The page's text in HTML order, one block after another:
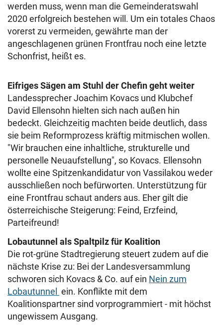
werden muss, wenn man die Gemeinderatswahl
2020 erfolgreich bestehen will. Um ein totales Chaos
vorerst zu vermeiden, gewährte man der
angeschlagenen grünen Frontfrau noch eine letzte
Schonfrist, heißt es.
Eifriges Sägen am Stuhl der Chefin geht weiter
Landessprecher Joachim Kovacs und Klubchef
David Ellensohn hielten sich nach außen hin
bedeckt. Gleichzeitig machten beide deutlich, dass
sie beim Reformprozess kräftig mitmischen wollen.
"Wir brauchen eine inhaltliche, strukturelle und
personelle Neuaufstellung", so Kovacs. Ellensohn
wollte eine Spitzenkandidatur von Vassilakou weder
ausschließen noch befürworten. Unterstützung für
eine Frontfrau schaut anders aus. Eher gilt die
österreichische Steigerung: Feind, Erzfeind,
Parteifreund!
Lobautunnel als Spaltpilz für Koalition
Die rot-grüne Stadtregierung steuert zudem auf die
nächste Krise zu: Bei der Landesversammlung
schworen sich Kovacs & Co. auf ein Nein zum
Lobautunnel
ein. Konflikte mit dem
Koalitionspartner sind vorprogrammiert - mit höchst
ungewissem Ausgang.